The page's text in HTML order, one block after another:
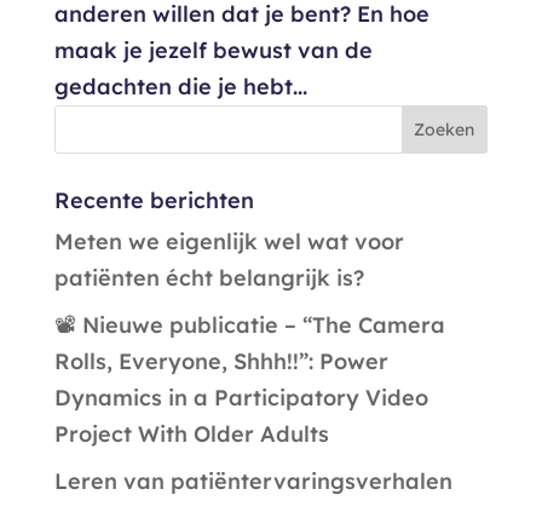
anderen willen dat je bent? En hoe
maak je jezelf bewust van de
gedachten die je hebt...
Recente berichten
Meten we eigenlijk wel wat voor
patiënten écht belangrijk is?
📽️ Nieuwe publicatie – “The Camera
Rolls, Everyone, Shhh!!”: Power
Dynamics in a Participatory Video
Project With Older Adults
Leren van patiëntervaringsverhalen